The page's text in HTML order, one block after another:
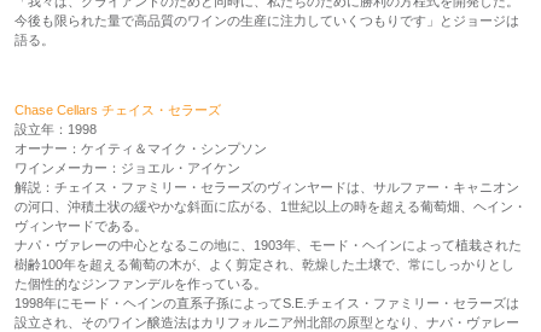
今後も限られた量で高品質のワインの生産に注力していくつもりです」とジョージは
語る。
Chase Cellars チェイス・セラーズ
設立年：1998
オーナー：ケイティ＆マイク・シンプソン
ワインメーカー：ジョエル・アイケン
解説：チェイス・ファミリー・セラーズのヴィンヤードは、サルファー・キャニオン
の河口、沖積土状の緩やかな斜面に広がる、1世紀以上の時を超える葡萄畑、ヘイン・
ヴィンヤードである。
ナパ・ヴァレーの中心となるこの地に、1903年、モード・ヘインによって植栽された
樹齢100年を超える葡萄の木が、よく剪定され、乾燥した土壌で、常にしっかりとし
た個性的なジンファンデルを作っている。
1998年にモード・ヘインの直系子孫によってS.E.チェイス・ファミリー・セラーズは
設立され、そのワイン醸造法はカリフォルニア州北部の原型となり、ナパ・ヴァレー